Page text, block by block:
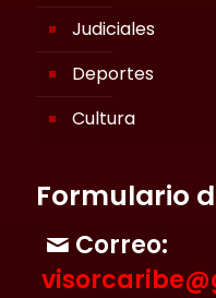
Judiciales
Deportes
Cultura
Formulario
Correo: